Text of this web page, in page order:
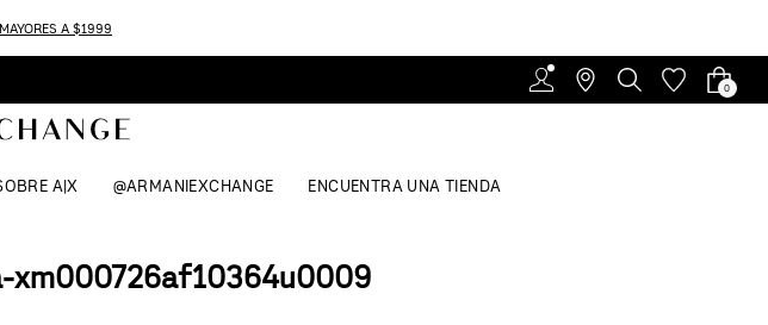
A $1999
0
A|X @ARMANIEXCHANGE ENCUENTRA UNA TIENDA
xm000726af10364u0009